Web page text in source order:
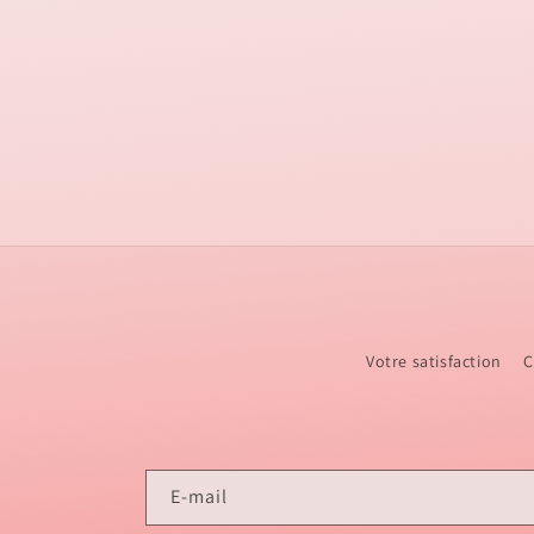
Votre satisfaction
E-mail